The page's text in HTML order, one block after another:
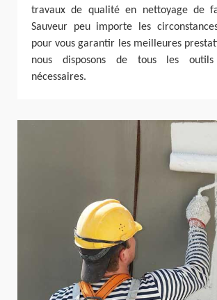
travaux de qualité en nettoyage de
Sauveur peu importe les
pour vous garantir les meilleures
nous disposons de tous les
nécessaires.